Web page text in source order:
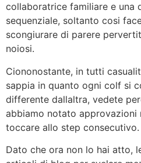
collaboratrice familiare e una
sequenziale, soltanto cosi
scongiurare di parere
noiosi.
Ciononostante, in tutti
sappia in quanto ogni colf si
differente dallaltra, vedete
abbiamo notato approvazioni
toccare allo step consecutivo.
Dato che ora non lo hai atto,